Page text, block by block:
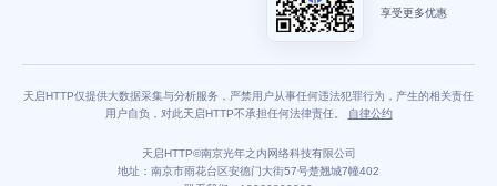
享受更多优惠
天启HTTP仅提供大数据采集与分析服务，严禁用户从事任何违法犯罪行为，产生的相关责任
用户自负，对此天启HTTP不承担任何法律责任。
自律公约
天启HTTP©南京光年之内网络科技有限公司
地址：南京市雨花台区安德门大街57号楚翘城7幢402